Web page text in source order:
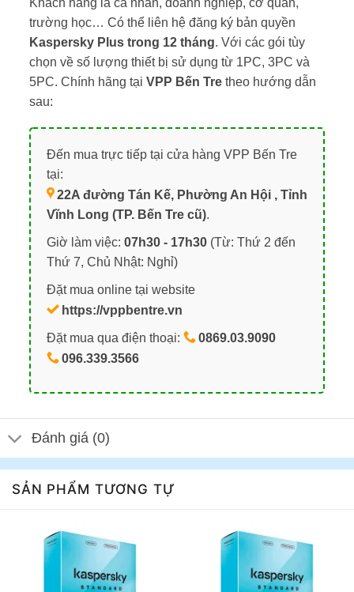
trường học… Có thể liên hệ đăng ký bản quyền
Kaspersky Plus trong 12 tháng. Với các gói tùy
chọn về số lượng thiết bị sử dụng từ 1PC, 3PC và
5PC. Chính hãng tại VPP Bến Tretheo hướng dẫn
sau:
Đến mua trực tiếp tại cửa hàng VPP Bến Tre
tại:
22A đường Tán Kế, Phường An Hội , Tỉnh
Vĩnh Long (TP. Bến Tre cũ).
Giờ làm việc: 07h30 - 17h30(Từ: Thứ 2 đến
Thứ 7, Chủ Nhật: Nghỉ)
Đặt mua online tại website
https://vppbentre.vn
Đặt mua qua điện thoại:
0869.03.9090
096.339.3566
Đánh giá (0)
SẢN PHẨM TƯƠNG TỰ